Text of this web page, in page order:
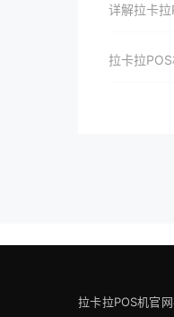
详解拉卡
拉卡拉
拉卡拉POS机官